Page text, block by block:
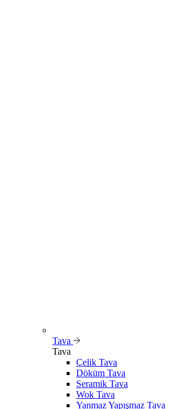
Tava
Tava
Çelik Tava
Döküm Tava
Seramik Tava
Wok Tava
Yanmaz Yapışmaz Tava